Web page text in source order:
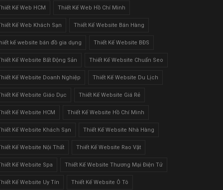
Kế Web HCM Thiết Kế Web Hồ Chí Minh
Kế Web Khách Sạn Thiết Kế Website Bán Hàng
kế website bán đồ gia dụng Thiết Kế Website BĐS
Kế Website Bất Động Sản Thiết Kế Website Chuẩn Seo
Kế Website Doanh Nghiệp Thiết Kế Website Du Lịch
Kế Website Giáo Dục Thiết Kế Website Giá Rẻ
Kế Website HCM Thiết Kế Website Hồ Chí Minh
Kế Website Khách Sạn Thiết Kế Website Nhà Hàng
Kế Website Nội Thất Thiết Kế Website Rao Vặt
Kế Website Spa Thiết Kế Website Thương Mại Điện Tử
Kế Website Uy Tín Thiết Kế Website Ô Tô